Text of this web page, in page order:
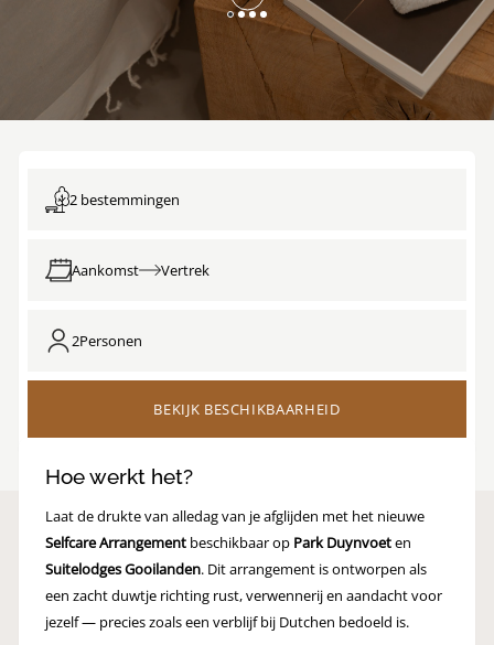
2 bestemmingen
Aankomst Vertrek
2Personen
BEKIJK BESCHIKBAARHEID
Hoe werkt het?
Laat de drukte van alledag van je afglijden met het nieuwe
Selfcare Arrangement beschikbaar op Park Duynvoeten
Suitelodges Gooilanden. Dit arrangement is ontworpen als
een zacht duwtje richting rust, verwennerij en aandacht voor
jezelf — precies zoals een verblijf bij Dutchen bedoeld is.